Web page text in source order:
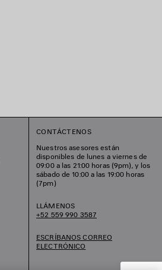
CONTÁCTENOS
Nuestros asesores están
disponibles de lunes a viernes de
09:00 a las 21:00 horas (9pm), y los
sábado de 10:00 a las 19:00 horas
(7pm)
LLÁMENOS
+52 559 990 3587
ESCRÍBANOS CORREO
ELECTRÓNICO